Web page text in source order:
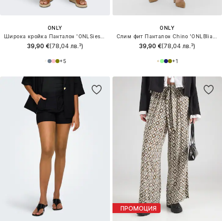
ONLY
39,90 €(78,04 лв.³)
+5
ONLY
39,90 €(78,04 лв.³)
+1
ПРОМОЦИЯ